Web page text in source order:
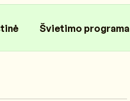
Švietimo programa